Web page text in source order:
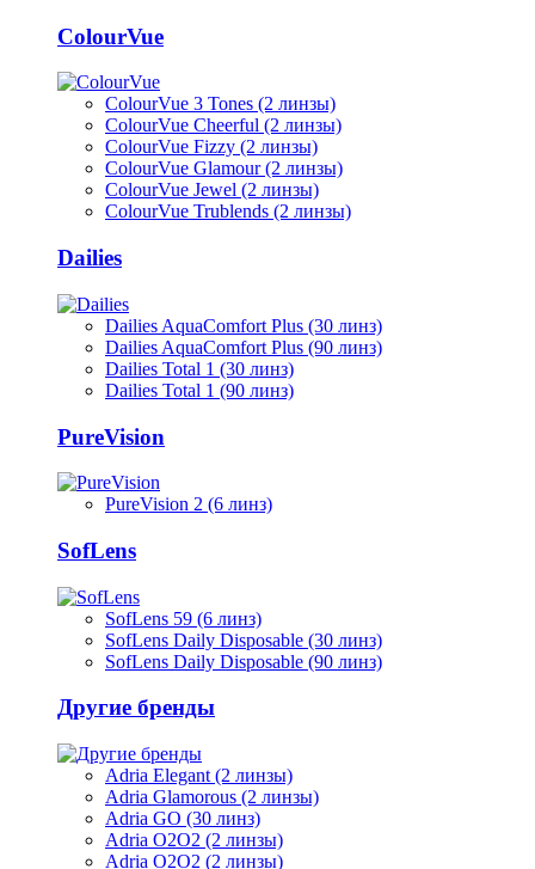
ColourVue
ColourVue 3 Tones (2 линзы)
ColourVue Cheerful (2 линзы)
ColourVue Fizzy (2 линзы)
ColourVue Glamour (2 линзы)
ColourVue Jewel (2 линзы)
ColourVue Trublends (2 линзы)
Dailies
Dailies AquaComfort Plus (30 линз)
Dailies AquaComfort Plus (90 линз)
Dailies Total 1 (30 линз)
Dailies Total 1 (90 линз)
PureVision
PureVision 2 (6 линз)
SofLens
SofLens 59 (6 линз)
SofLens Daily Disposable (30 линз)
SofLens Daily Disposable (90 линз)
Другие бренды
Adria Elegant (2 линзы)
Adria Glamorous (2 линзы)
Adria GO (30 линз)
Adria O2O2 (2 линзы)
Adria O2O2 (2 линзы)